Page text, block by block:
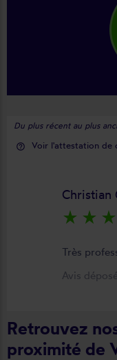
Du plus récent au plus
help_outline Voir l'attestation de
Christian
star_rate star_rate star_rate
Très
Avis
Retrouvez
proximité de